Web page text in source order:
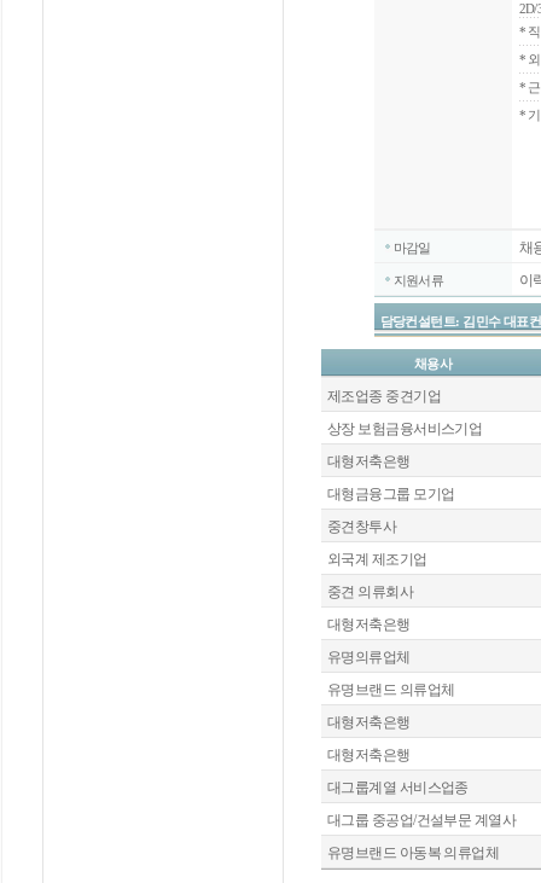
2D/
*
*
*
*
마감일 채
지원서류 이
담당컨설턴트: 김민수 대표
채용사
제조업종 중견기업
상장 보험금융서비스기업
대형저축은행
대형금융그룹 모기업
중견창투사
외국계 제조기업
중견 의류회사
대형저축은행
유명의류업체
유명브랜드 의류업체
대형저축은행
대형저축은행
대그룹계열 서비스업종
대그룹 중공업/건설부문 계열사
유명브랜드 아동복 의류업체